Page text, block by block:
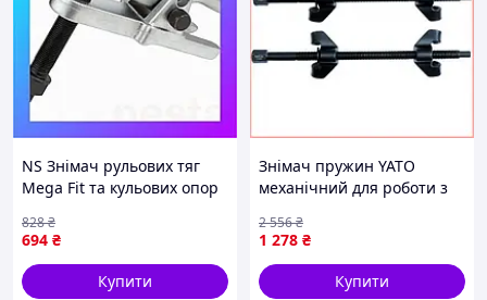
NS Знімач рульових тяг
Mega Fit та кульових опор
34/55мм SIGMA (6226241)
Nes22/Q
694 ₴
828₴
Купити
Знімач пружин YATO
механічний для роботи з
мм 280 мм 2 шт.
1 278 ₴
2 556₴
Купити